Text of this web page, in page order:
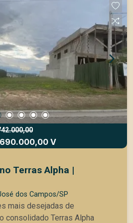
horas, controle de acesso
de lazer para toda
para yoga | Salão de
| Salão de jogos |
de tênis | Quadra
de futebol | Deck seco e
compartilhadas | Área pet |
Amplas áreas verdes
V
Terras Alpha |
dos Campos/SP
mais desejadas de
consolidado Terras Alpha